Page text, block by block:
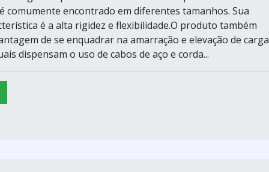
comumente encontrado em diferentes tamanhos. Sua
é a alta rigidez e flexibilidade.O produto também
de se enquadrar na amarração e elevação de
dispensam o uso de cabos de aço e corda...